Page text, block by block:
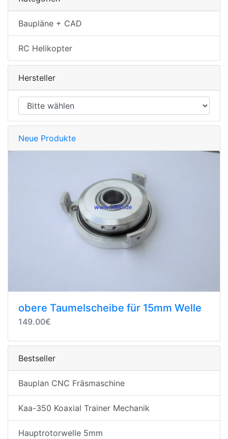
Baupläne + CAD
RC Helikopter
Hersteller
Neue Produkte
obere Taumelscheibe für 15mm Welle
149.00€
Bestseller
Bauplan CNC Fräsmaschine
Kaa-350 Koaxial Trainer Mechanik
Hauptrotorwelle 5mm